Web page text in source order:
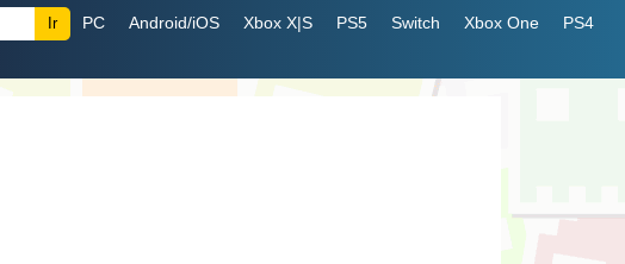
PC Android/iOS Xbox X|S PS5 Switch Xbox One
PS4